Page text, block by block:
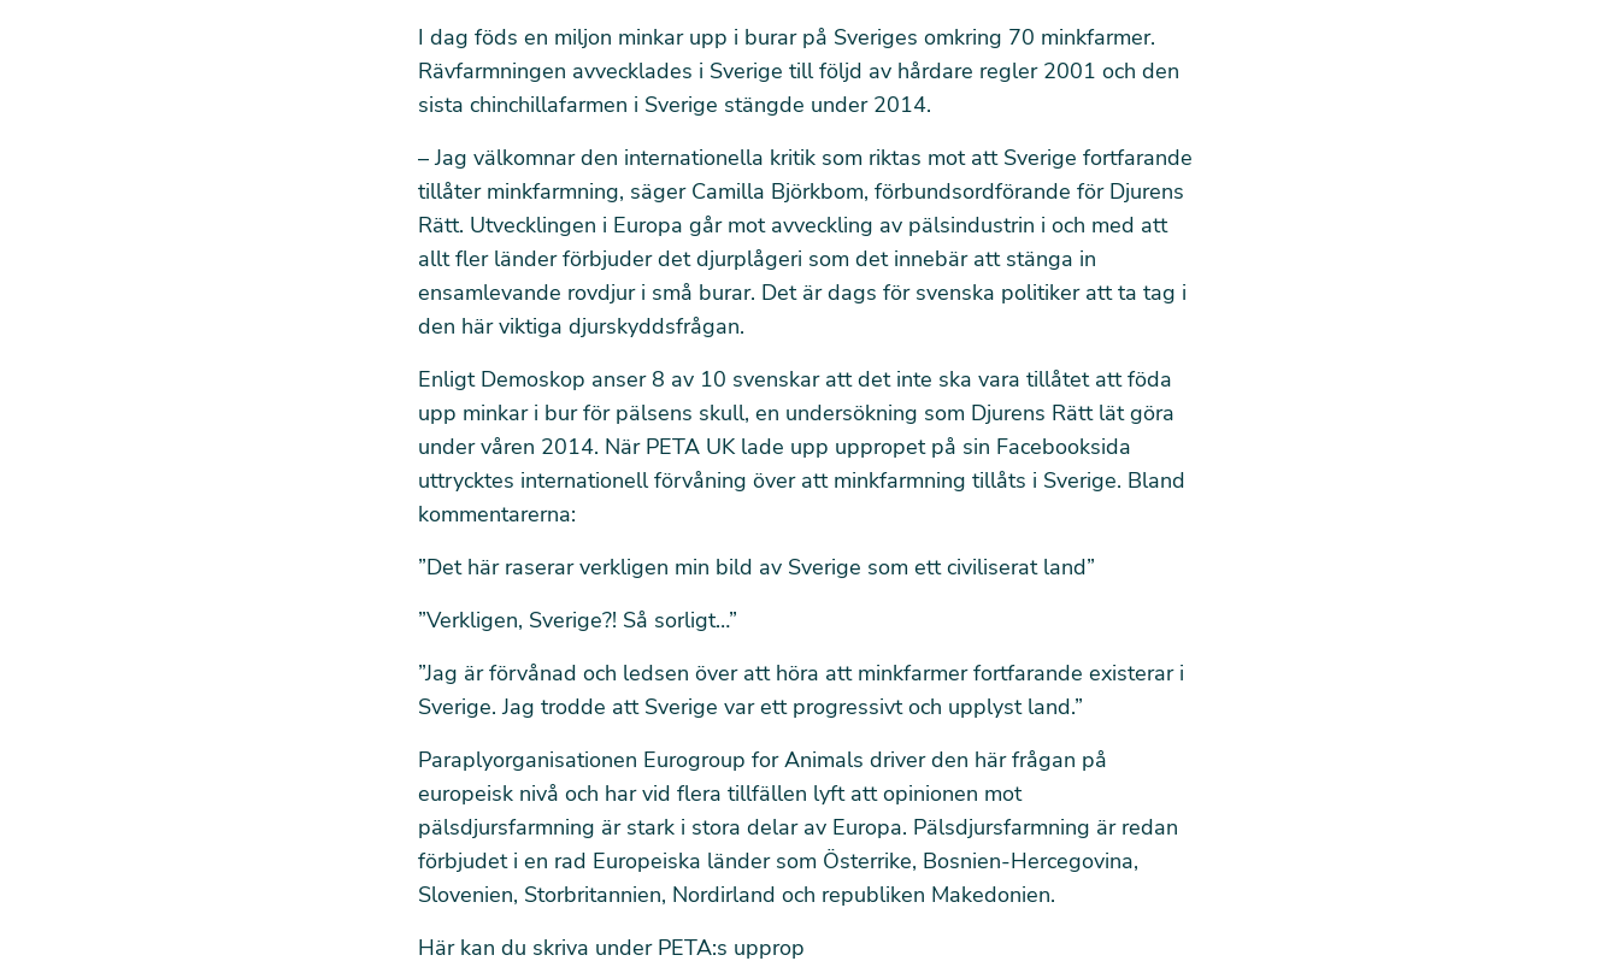
I dag föds en miljon minkar upp i burar på Sveriges omkring 70 minkfarmer.
Rävfarmningen avvecklades i Sverige till följd av hårdare regler 2001 och den
sista chinchillafarmen i Sverige stängde under 2014.
– Jag välkomnar den internationella kritik som riktas mot att Sverige fortfarande
tillåter minkfarmning, säger Camilla Björkbom, förbundsordförande för Djurens
Rätt. Utvecklingen i Europa går mot avveckling av pälsindustrin i och med att
allt fler länder förbjuder det djurplågeri som det innebär att stänga in
ensamlevande rovdjur i små burar. Det är dags för svenska politiker att ta tag i
den här viktiga djurskyddsfrågan.
Enligt Demoskop anser 8 av 10 svenskar att det inte ska vara tillåtet att föda
upp minkar i bur för pälsens skull, en undersökning som Djurens Rätt lät göra
under våren 2014. När PETA UK lade upp uppropet på sin Facebooksida
uttrycktes internationell förvåning över att minkfarmning tillåts i Sverige. Bland
kommentarerna:
”Det här raserar verkligen min bild av Sverige som ett civiliserat land”
”Verkligen, Sverige?! Så sorligt…”
”Jag är förvånad och ledsen över att höra att minkfarmer fortfarande existerar i
Sverige. Jag trodde att Sverige var ett progressivt och upplyst land.”
Paraplyorganisationen Eurogroup for Animals driver den här frågan på
europeisk nivå och har vid flera tillfällen lyft att opinionen mot
pälsdjursfarmning är stark i stora delar av Europa. Pälsdjursfarmning är redan
förbjudet i en rad Europeiska länder som Österrike, Bosnien-Hercegovina,
Slovenien, Storbritannien, Nordirland och republiken Makedonien.
Här kan du skriva under PETA:s upprop